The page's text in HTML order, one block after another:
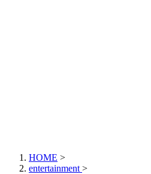
HOME >
entertainment >